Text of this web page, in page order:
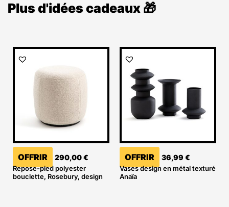
Plus d'idées cadeaux 🎁
OFFRIR 290,00€
Repose-pied polyester
bouclette, Rosebury, design
OFFRIR 36,99 €
Vases design en métal texturé
Anaïa